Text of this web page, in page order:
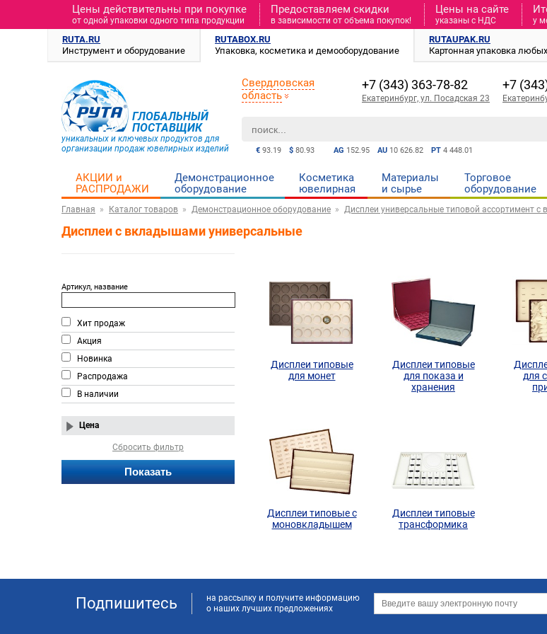
Цены действительны при покупке
от одной упаковки одного типа продукции
Предоставляем скидки
в зависимости от объема покупок!
Цены на сайте
указаны с НДС у
RUTA.RU
Инструмент и оборудование
RUTABOX.RU
Упаковка, косметика и демооборудование
RUTAUPAK.RU
Картонная упаковка
ГЛОБАЛЬНЫЙ
ПОСТАВЩИК
уникальных и ключевых продуктов для
организации продаж ювелирных изделий
AG 152.95 AU 10 626.82 PT 4 448.01
€ 93.19 $ 80.93
Свердловская
область
+7 (343) 363-78-82
Екатеринбург, ул. Посадская 23
+7
АКЦИИ и
РАСПРОДАЖИ
Демонстрационное
оборудование
Косметика
ювелирная
Материалы
и cырье
Торговое
оборудование
Главная Каталог товаров Демонстрационное оборудование Дисплеи универсальные типовой ассортимент
Дисплеи с вкладышами универсальные
Артикул, название
Хит продаж
Акция
Новинка
Распродажа
В наличии
Цена
Сбросить фильтр
Дисплеи типовые
для монет
Дисплеи типовые
для показа и
хранения
для
Дисплеи типовые с
моновкладышем
Дисплеи типовые
трансформика
Подпишитесь
на рассылку и получите информацию
о наших лучших предложениях